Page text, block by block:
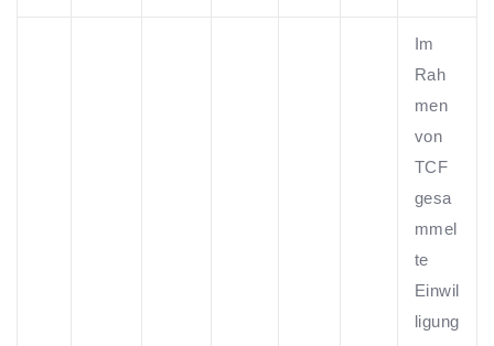
Im
Rah
men
von
TCF
gesa
mmel
te
Einwil
ligung